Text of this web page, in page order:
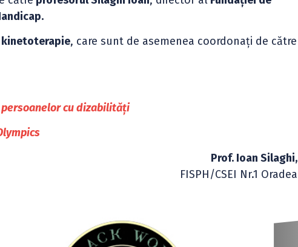
, care sunt de asemenea coordonați de către
persoanelor cu dizabilități
Prof. Ioan Silaghi,
FISPH/CSEI Nr.1 Oradea